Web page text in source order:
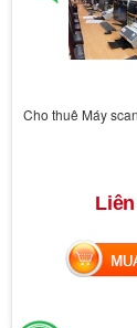
Cho thuê Máy
MUA